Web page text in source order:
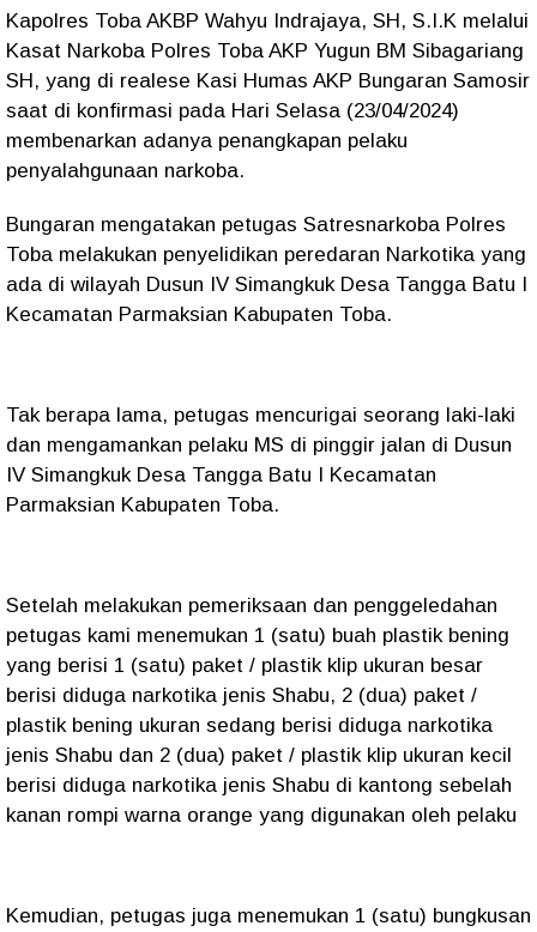
Kapolres Toba AKBP Wahyu Indrajaya, SH, S.I.K melalui
Kasat Narkoba Polres Toba AKP Yugun BM Sibagariang
SH, yang di realese Kasi Humas AKP Bungaran Samosir
saat di konfirmasi pada Hari Selasa (23/04/2024)
membenarkan adanya penangkapan pelaku
penyalahgunaan narkoba.
Bungaran mengatakan petugas Satresnarkoba Polres
Toba melakukan penyelidikan peredaran Narkotika yang
ada di wilayah Dusun IV Simangkuk Desa Tangga Batu I
Kecamatan Parmaksian Kabupaten Toba.
Tak berapa lama, petugas mencurigai seorang laki-laki
dan mengamankan pelaku MS di pinggir jalan di Dusun
IV Simangkuk Desa Tangga Batu I Kecamatan
Parmaksian Kabupaten Toba.
Setelah melakukan pemeriksaan dan penggeledahan
petugas kami menemukan 1 (satu) buah plastik bening
yang berisi 1 (satu) paket / plastik klip ukuran besar
berisi diduga narkotika jenis Shabu, 2 (dua) paket /
plastik bening ukuran sedang berisi diduga narkotika
jenis Shabu dan 2 (dua) paket / plastik klip ukuran kecil
berisi diduga narkotika jenis Shabu di kantong sebelah
kanan rompi warna orange yang digunakan oleh pelaku
Kemudian, petugas juga menemukan 1 (satu) bungkusan